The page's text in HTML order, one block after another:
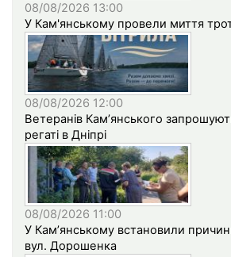
08/08/2026 13:00
У Кам'янському провели миття
08/08/2026 12:00
Ветеранів Кам’янського
регаті в Дніпрі
08/08/2026 11:00
У Кам’янському встановили
вул. Дорошенка